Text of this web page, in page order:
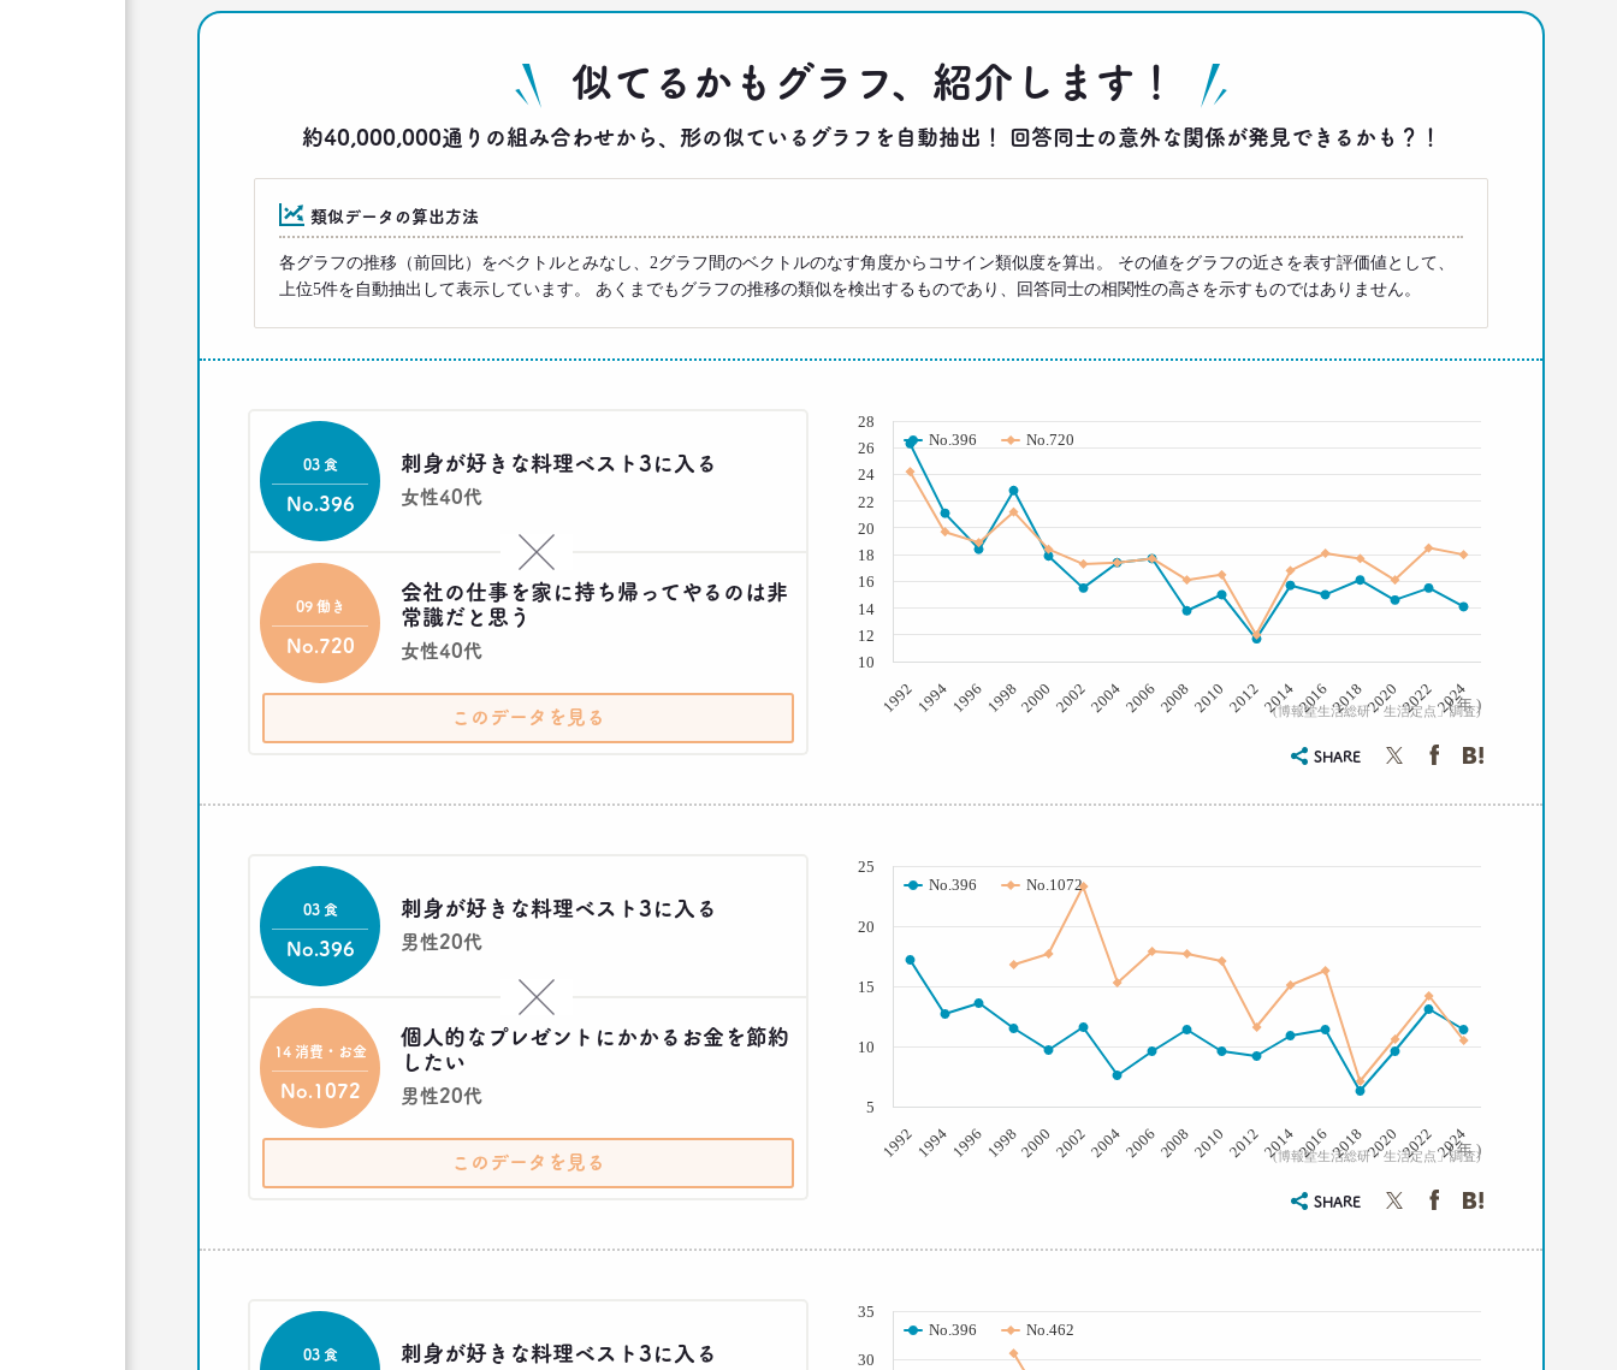
似てるかもグラフ、紹介します！
約40,000,000通りの組み合わせから、形の似ているグラフを自動抽出！ 回答同士の意外な関係が発見できるかも？！
類似データの算出方法
各グラフの推移（前回比）をベクトルとみなし、2グラフ間のベクトルのなす角度からコサイン類似度を算出。 その値をグラフの近さを表す評価値として、
上位5件を自動抽出して表示しています。 あくまでもグラフの推移の類似を検出するものであり、回答同士の相関性の高さを示すものではありません。
刺身が好きな料理ベスト3に入る
女性40代
03 食
No.396
会社の仕事を家に持ち帰ってやるのは非
常識だと思う
女性40代
09 働き
No.720
このデータを見る
( 年 )
(博報堂生活総研「生活定点」調査)
No.396 No.720
1992 1994 1996 19982000 20022004200620082010 2012201420162018202020222024
10
12
14
16
18
20
22
24
26
28
SHARE
刺身が好きな料理ベスト3に入る
男性20代
03 食
No.396
個人的なプレゼントにかかるお金を節約
したい
男性20代
14 消費・お金
No.1072
このデータを見る
( 年 )
(博報堂生活総研「生活定点」調査)
No.396 No.1072
1992 1994 1996 19982000 20022004200620082010 2012201420162018202020222024
10
5
15
20
25
SHARE
刺身が好きな料理ベスト3に入る
03 食
No.396 No.462
30
35